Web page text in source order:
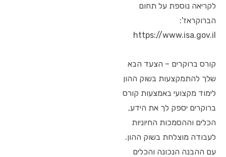
לקריאה נוספת על תחום
הברוקראז':
https://www.isa.gov.il
קורס ברוקרים – הצעד הבא
שלך להתמקצעות בשוק ההון
לימוד מקצועי באמצעות קורס
ברוקרים יספק לך את הידע,
הכלים וההסמכות החיוניות
לעבודה מוצלחת בשוק ההון.
עם ההבנה הנכונה והכלים